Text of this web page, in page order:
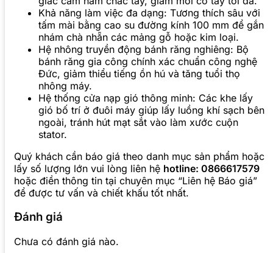
Khả năng làm việc đa dạng: Tương thích sâu với
tấm mài bằng cao su đường kính 100 mm để gắn
nhám chà nhẵn các mảng gỗ hoặc kim loại.
Hệ nhông truyền động bánh răng nghiêng: Bộ
bánh răng gia công chính xác chuẩn công nghệ
Đức, giảm thiểu tiếng ồn hú và tăng tuổi thọ
nhông máy.
Hệ thống cửa nạp gió thông minh: Các khe lấy
gió bố trí ở đuôi máy giúp lấy luồng khí sạch bên
ngoài, tránh hút mạt sắt vào làm xước cuộn
stator.
Quý khách cần báo giá theo danh mục sản phẩm hoặc
lấy số lượng lớn vui lòng liên hệ hotline: 0866617579
hoặc điền thông tin tại chuyên mục “Liên hệ Báo giá”
để được tư vấn và chiết khấu tốt nhất.
Đánh giá
Chưa có đánh giá nào.